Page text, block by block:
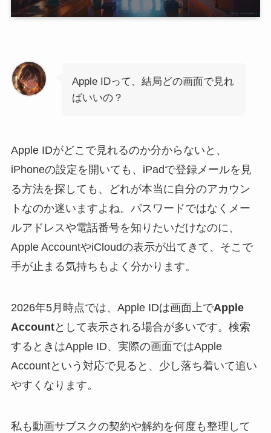
Apple IDって、結局どの画面で見れ
ばいいの？
Apple IDがどこで見れるのか分からないと、
iPhoneの設定を開いても、iPadで登録メールを見
る方法を探しても、どれが本当に自分のアカウン
トなのか迷いますよね。パスワードではなくメー
ルアドレスや電話番号を知りたいだけなのに、
Apple AccountやiCloudの表示が出てきて、そこで
手が止まる気持ちもよく分かります。
2026年5月時点では、Apple IDは画面上でApple
Accountとして表示される場合が多いです。検索
するときはApple ID、実際の画面ではApple
Accountという対応で見ると、少し落ち着いて追い
やすくなります。
私も動画サブスクの契約や解約を何度も整理して